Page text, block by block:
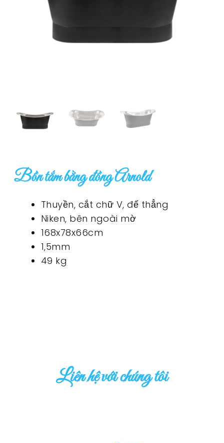
Bồn tắm bằng đồng Arnold
Thuyền, cắt chữ V, đế thẳng
Niken, bên ngoài mờ
168x78x66cm
1,5mm
49 kg
Liên hệ với chúng tôi